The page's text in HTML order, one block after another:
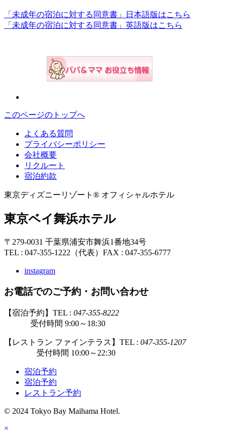
「未成年の宿泊に対する同意書」日本語版はこちら
「未成年の宿泊に対する同意書」英語版はこちら
このページのトップへ
よくある質問
プライバシーポリシー
会社概要
リクルート
宿泊約款
東京ディズニーリゾート® オフィシャルホテル
東京ベイ舞浜ホテル
〒279-0031 千葉県浦安市舞浜1番地34号
TEL : 047-355-1222（代表） FAX : 047-355-6777
instagram
お電話でのご予約・お問い合わせ
【宿泊予約】TEL : 047-355-8222
受付時間 9:00～18:30
【レストラン ファインテラス】TEL : 047-355-1207
受付時間 10:00～22:30
宿泊予約
宿泊予約
レストラン予約
© 2024 Tokyo Bay Maihama Hotel.
×